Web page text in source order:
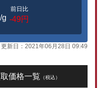
g
前日比
-49円
更新日： 2021年06月28日 09:49
価格一覧 （税込）